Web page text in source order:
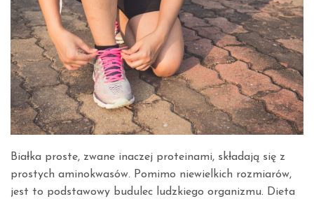
Białka proste, zwane inaczej proteinami, składają się z
prostych aminokwasów. Pomimo niewielkich rozmiarów,
jest to podstawowy budulec ludzkiego organizmu. Dieta